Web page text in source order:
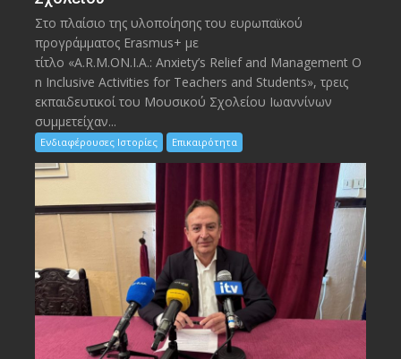
Στο πλαίσιο της υλοποίησης του ευρωπαϊκού
προγράμματος Erasmus+ με
τίτλο «A.R.M.ON.I.A.: Anxiety’s Relief and Management O
n Inclusive Activities for Teachers and Students», τρεις
εκπαιδευτικοί του Μουσικού Σχολείου Ιωαννίνων
συμμετείχαν...
Ενδιαφέρουσες Ιστορίες Επικαιρότητα